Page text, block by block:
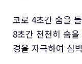
코로 4초간 숨을
8초간 천천히 숨
경을 자극하여 심